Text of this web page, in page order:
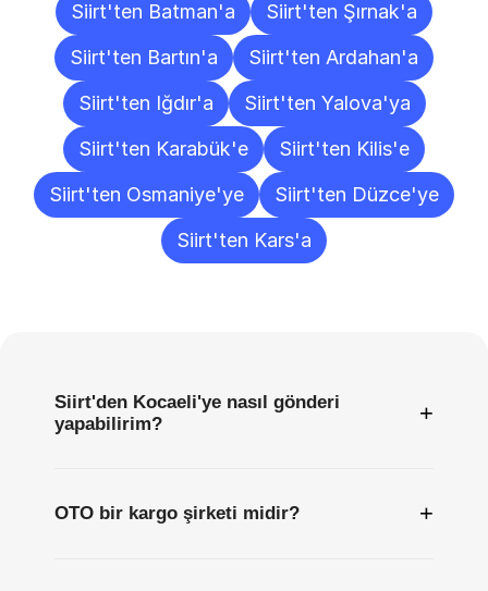
Siirt'ten Batman'a
Siirt'ten Şırnak'a
Siirt'ten Bartın'a
Siirt'ten Ardahan'a
Siirt'ten Iğdır'a
Siirt'ten Yalova'ya
Siirt'ten Karabük'e
Siirt'ten Kilis'e
Siirt'ten Osmaniye'ye
Siirt'ten Düzce'ye
Siirt'ten Kars'a
Siirt'den Kocaeli'ye nasıl gönderi
yapabilirim?
+
OTO bir kargo şirketi midir? +